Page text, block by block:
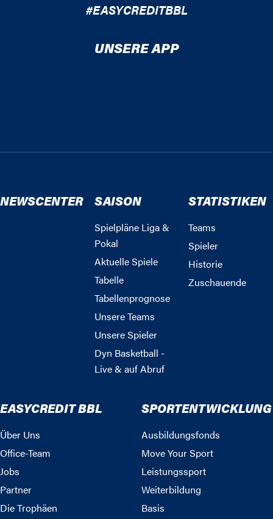
#EASYCREDITBBL
UNSERE APP
NEWSCENTER SAISON
Spielpläne Liga &
Pokal
Aktuelle Spiele
Tabelle
Tabellenprognose
Unsere Teams
Unsere Spieler
Dyn Basketball -
Live & auf Abruf
STATISTIKEN
Teams
Spieler
Historie
Zuschauende
EASYCREDIT BBL
Über Uns
Office-Team
Jobs
Partner
Die Trophäen
SPORTENTWICKLUNG
Ausbildungsfonds
Move Your Sport
Leistungssport
Weiterbildung
Basis